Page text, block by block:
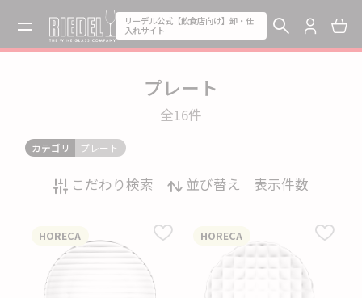
リーデル公式【飲食店向け】卸・仕
入れサイト
プレート
全16件
カテゴリ プレート
こだわり検索 並び替え 表示件数
HORECA HORECA